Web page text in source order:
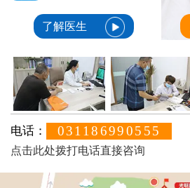
了解医生
电话： 031186990555
点击此处拨打电话直接咨询